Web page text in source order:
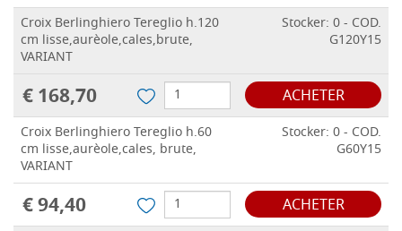
Croix Berlinghiero Tereglio h.120
cm lisse,aurèole,cales,brute,
VARIANT
Stocker: 0 - COD.
G120Y15
€ 168,70 ACHETER
Croix Berlinghiero Tereglio h.60
cm lisse,aurèole,cales, brute,
VARIANT
Stocker: 0 - COD.
G60Y15
€ 94,40 ACHETER